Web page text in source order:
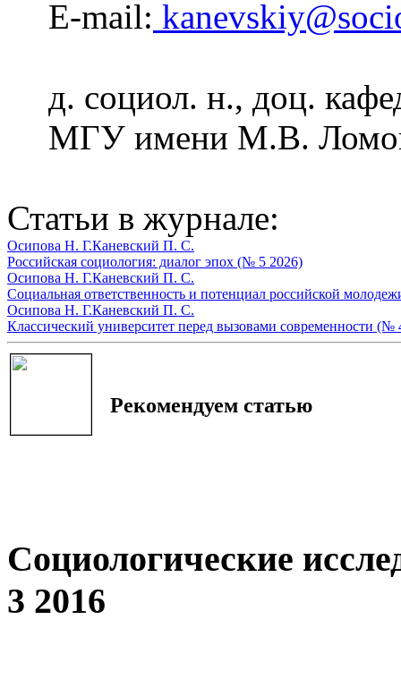
E-mail:
д. социол. н., доц.
МГУ имени М.В.
Статьи в журнале:
Осипова Н. Г.Каневский П. С.
Российская социология: диалог эпох (№ 5 2026)
Осипова Н. Г.Каневский П. С.
Социальная ответственность и потенциал российской
Осипова Н. Г.Каневский П. С.
Классический университет перед вызовами современности (№
Рекомендуем статью
Социологические
3 2016